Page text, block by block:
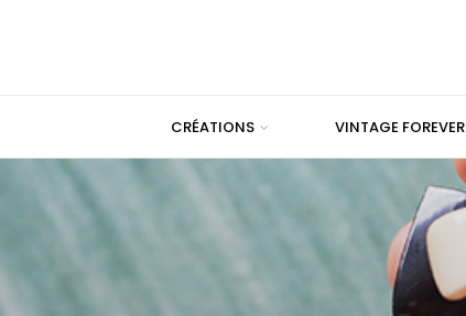
CRÉATIONS VINTAGE FOREVER